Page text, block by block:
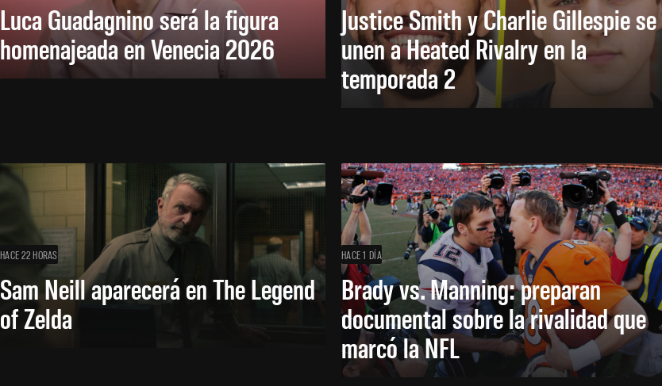
Luca Guadagnino será la figura
homenajeada en Venecia 2026
Justice Smith y Charlie Gillespie se
unen a Heated Rivalry en la
temporada 2
HACE 22 HORAS
Sam Neill aparecerá en The Legend
of Zelda
HACE 1 DÍA
Brady vs. Manning: preparan
documental sobre la rivalidad que
marcó la NFL